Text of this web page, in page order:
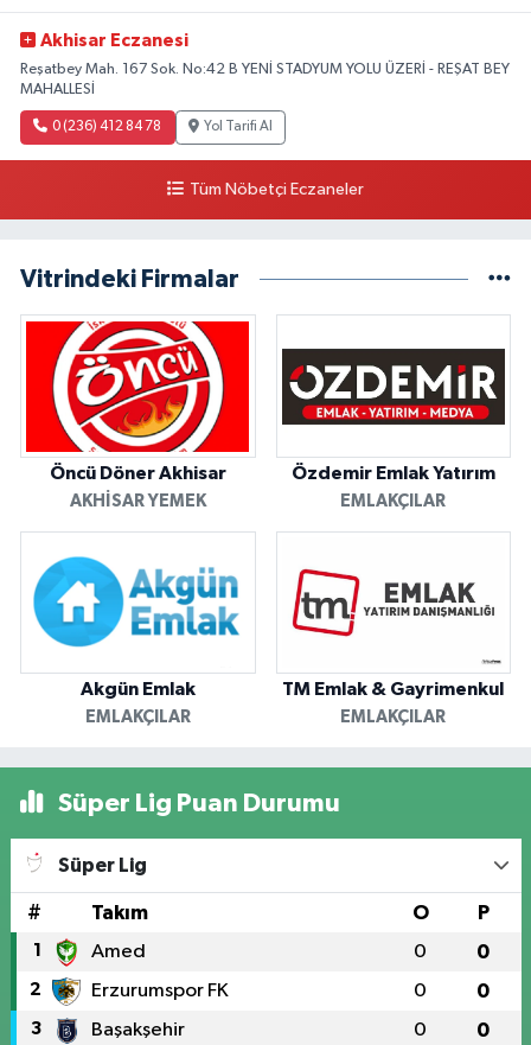
Akhisar Eczanesi
Reşatbey Mah. 167 Sok. No:42 B YENİ STADYUM YOLU ÜZERİ - REŞAT BEY
MAHALLESİ
0 (236) 412 84 78 Yol Tarifi Al
Tüm Nöbetçi Eczaneler
Vitrindeki Firmalar
Öncü Döner Akhisar
AKHISAR YEMEK
Özdemir Emlak Yatırım
EMLAKÇILAR
Akgün Emlak
EMLAKÇILAR
TM Emlak & Gayrimenkul
EMLAKÇILAR
Süper Lig Puan Durumu
Süper Lig
# Takım O P
1 Amed 0 0
2 Erzurumspor FK 0 0
3 Başakşehir 0 0